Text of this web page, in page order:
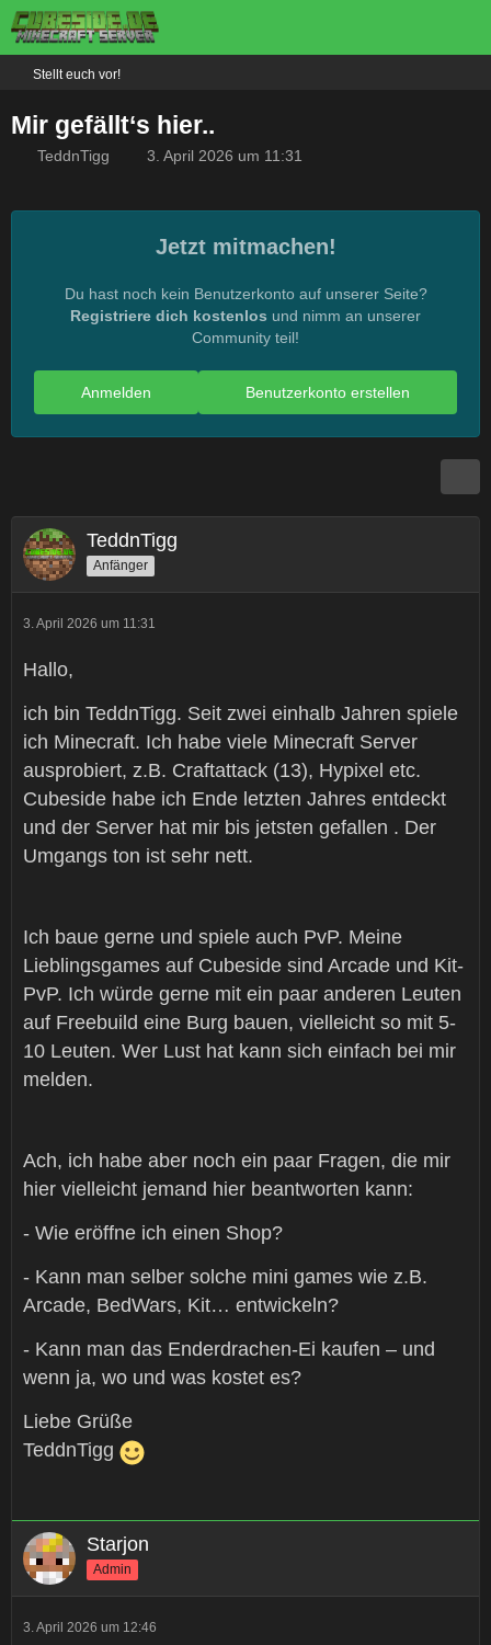
Stellt euch vor!
Mir gefällt‘s hier..
TeddnTigg 3. April 2026 um 11:31
Jetzt mitmachen!
Du hast noch kein Benutzerkonto auf unserer Seite?
Registriere dich kostenlos und nimm an unserer
Community teil!
Benutzerkonto erstellen
Anmelden
TeddnTigg
Anfänger
3. April 2026 um 11:31
Hallo,
ich bin TeddnTigg. Seit zwei einhalb Jahren spiele
ich Minecraft. Ich habe viele Minecraft Server
ausprobiert, z.B. Craftattack (13), Hypixel etc.
Cubeside habe ich Ende letzten Jahres entdeckt
und der Server hat mir bis jetsten gefallen . Der
Umgangs ton ist sehr nett.
Ich baue gerne und spiele auch PvP. Meine
Lieblingsgames auf Cubeside sind Arcade und Kit-
PvP. Ich würde gerne mit ein paar anderen Leuten
auf Freebuild eine Burg bauen, vielleicht so mit 5-
10 Leuten. Wer Lust hat kann sich einfach bei mir
melden.
Ach, ich habe aber noch ein paar Fragen, die mir
hier vielleicht jemand hier beantworten kann:
- Wie eröffne ich einen Shop?
- Kann man selber solche mini games wie z.B.
Arcade, BedWars, Kit… entwickeln?
- Kann man das Enderdrachen-Ei kaufen – und
wenn ja, wo und was kostet es?
Liebe Grüße
TeddnTigg
Starjon
Admin
3. April 2026 um 12:46